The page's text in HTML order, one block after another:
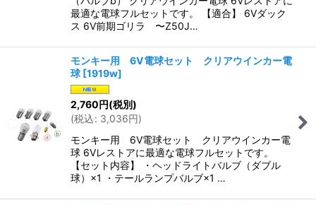
最適な電球フルセットです。 【適合】 6Vダック
ス 6V前期ゴリラ 〜Z50J…
モンキー用 6V電球セット クリアウインカー電
球 [1919w]
2,760円(税別)
(税込: 3,036円)
モンキー用 6V電球セット クリアウインカー電
球 6Vレストアに最適な電球フルセットです。
【セット内容】 ・ヘッドライトバルブ（ダブル
球）×1 ・テールランプバルブ×1 …